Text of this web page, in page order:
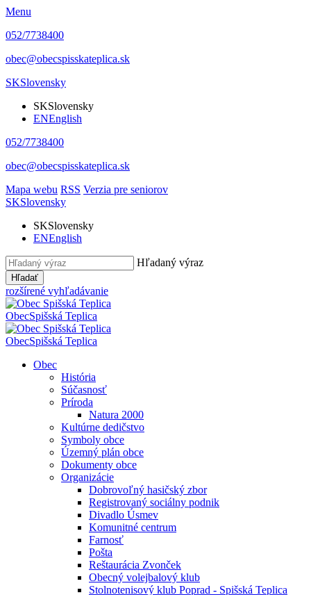
Menu
052/7738400
obec@obecspisskateplica.sk
SKSlovensky
SKSlovensky
ENEnglish
052/7738400
obec@obecspisskateplica.sk
Mapa webu RSS Verzia pre seniorov
SKSlovensky
SKSlovensky
ENEnglish
Hľadaný výraz
Hľadať
rozšírené vyhľadávanie
ObecSpišská Teplica
ObecSpišská Teplica
Obec
História
Súčasnosť
Príroda
Natura 2000
Kultúrne dedičstvo
Symboly obce
Územný plán obce
Dokumenty obce
Organizácie
Dobrovoľný hasičský zbor
Registrovaný sociálny podnik
Divadlo Úsmev
Komunitné centrum
Farnosť
Pošta
Reštaurácia Zvonček
Obecný volejbalový klub
Stolnotenisový klub Poprad - Spišská Teplica